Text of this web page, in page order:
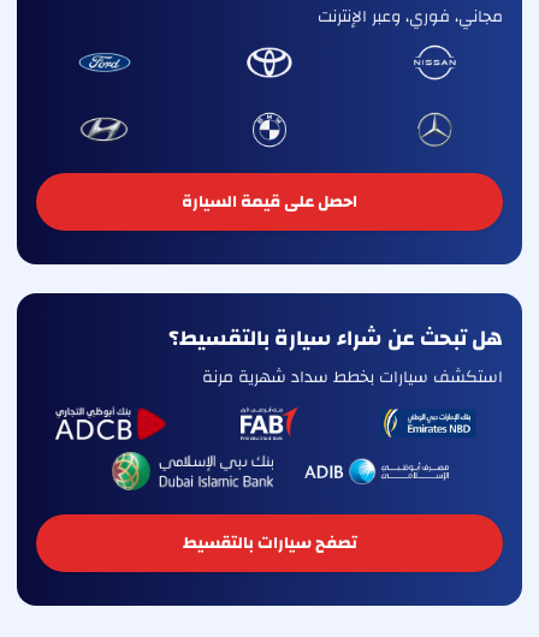
مجاني، فوري، وعبر الإنترنت
احصل على قيمة السيارة
هل تبحث عن شراء سيارة بالتقسيط؟
استكشف سيارات بخطط سداد شهرية مرنة
تصفح سيارات بالتقسيط